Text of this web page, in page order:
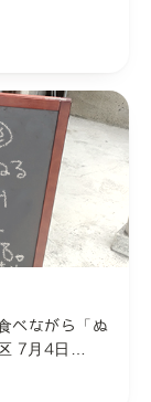
べながら「ぬ
7月4日